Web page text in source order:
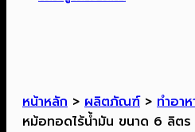
หน้าหลัก > ผลิตภัณฑ์ > ทำอาห
หม้อทอดไร้น้ำมัน ขนาด 6 ลิต